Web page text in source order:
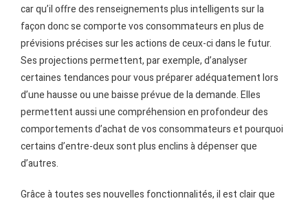
car qu’il offre des renseignements plus intelligents sur la
façon donc se comporte vos consommateurs en plus de
prévisions précises sur les actions de ceux-ci dans le futur.
Ses projections permettent, par exemple, d’analyser
certaines tendances pour vous préparer adéquatement lors
d’une hausse ou une baisse prévue de la demande. Elles
permettent aussi une compréhension en profondeur des
comportements d’achat de vos consommateurs et pourquoi
certains d’entre-deux sont plus enclins à dépenser que
d’autres.
Grâce à toutes ses nouvelles fonctionnalités, il est clair que